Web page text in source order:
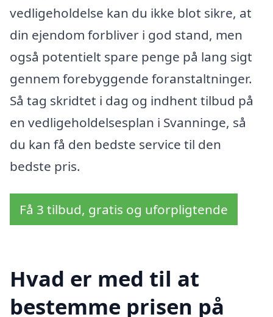
vedligeholdelse kan du ikke blot sikre, at
din ejendom forbliver i god stand, men
også potentielt spare penge på lang sigt
gennem forebyggende foranstaltninger.
Så tag skridtet i dag og indhent tilbud på
en vedligeholdelsesplan i Svanninge, så
du kan få den bedste service til den
bedste pris.
Få 3 tilbud, gratis og uforpligtende
Hvad er med til at
bestemme prisen på